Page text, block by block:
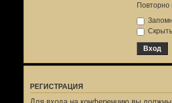
Повторно
РЕГИСТРАЦИЯ